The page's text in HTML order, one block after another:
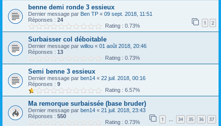
benne demi ronde 3 essieux
Dernier message par Ben TP « 09 sept. 2018, 11:51
Réponses : 24 1 2
Rating : 0.73%
Surbaisser col déboitable
Dernier message par willou « 01 août 2018, 20:46
Réponses : 13
Rating : 0.73%
Semi benne 3 essieux
Dernier message par ben14 « 22 juil. 2018, 00:16
Réponses : 9
Rating : 6.57%
Ma remorque surbaissée (base bruder)
Dernier message par ben14 « 21 juil. 2018, 23:43
Réponses : 550 1 … 34 35 36 37
Rating : 0.73%